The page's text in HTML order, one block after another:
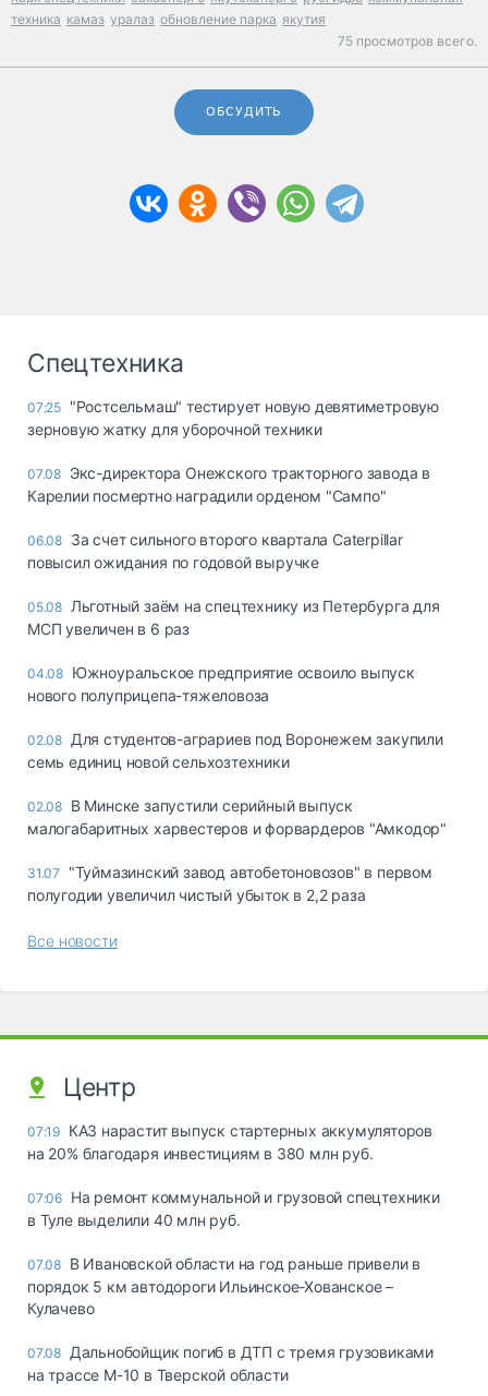
техника камаз уралаз обновление парка якутия
75 просмотров всего.
ОБСУДИТЬ
Спецтехника
07:25 "Ростсельмаш" тестирует новую девятиметровую
зерновую жатку для уборочной техники
07.08 Экс-директора Онежского тракторного завода в
Карелии посмертно наградили орденом "Сампо"
06.08 За счет сильного второго квартала Caterpillar
повысил ожидания по годовой выручке
05.08 Льготный заём на спецтехнику из Петербурга для
МСП увеличен в 6 раз
04.08 Южноуральское предприятие освоило выпуск
нового полуприцепа-тяжеловоза
02.08 Для студентов-аграриев под Воронежем закупили
семь единиц новой сельхозтехники
02.08 В Минске запустили серийный выпуск
малогабаритных харвестеров и форвардеров "Амкодор"
31.07
"Туймазинский завод автобетоновозов" в первом
полугодии увеличил чистый убыток в 2,2 раза
Все новости
Центр
07:19 КАЗ нарастит выпуск стартерных аккумуляторов
на 20% благодаря инвестициям в 380 млн руб.
07:06 На ремонт коммунальной и грузовой спецтехники
в Туле выделили 40 млн руб.
07.08 В Ивановской области на год раньше привели в
порядок 5 км автодороги Ильинское-Хованское –
Кулачево
07.08 Дальнобойщик погиб в ДТП с тремя грузовиками
на трассе М-10 в Тверской области